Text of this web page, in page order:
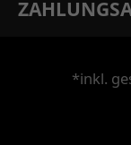
*inkl.